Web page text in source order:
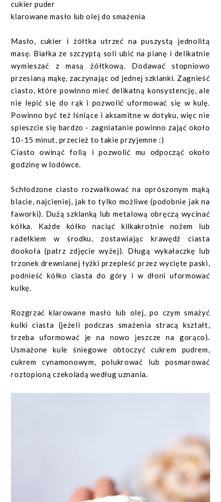
cukier puder
klarowane masło lub olej do smażenia
Masło, cukier i żółtka utrzeć na puszystą jednolitą
masę. Białka ze szczyptą soli ubić na pianę i delikatnie
wymieszać z masą żółtkową. Dodawać stopniowo
przesianą mąkę, zaczynając od jednej szklanki. Zagnieść
ciasto, które powinno mieć delikatną konsystencję, ale
nie lepić się do rąk i pozwolić uformować się w kulę.
Powinno być też lśniące i aksamitne w dotyku, więc nie
spieszcie się bardzo - zagniatanie powinno zająć około
10-15 minut, przecież to takie przyjemne :)
Ciasto owinąć folią i pozwolić mu odpocząć około
godzinę w lodówce.
Schłodzone ciasto rozwałkować na oprószonym mąką
blacie, najcieniej, jak to tylko możliwe (podobnie jak na
faworki). Dużą szklanką lub metalową obręczą wycinać
kółka. Każde kółko naciąć kilkakrotnie nożem lub
radełkiem w środku, zostawiając krawędź ciasta
dookoła (patrz zdjęcie wyżej). Długą wykałaczkę lub
trzonek drewnianej łyżki przepleść przez wycięte paski,
podnieść kółko ciasta do góry i w dłoni uformować
kulkę.
Rozgrzać klarowane masło lub olej, po czym smażyć
kulki ciasta (jeżeli podczas smażenia stracą kształt,
trzeba uformować je na nowo jeszcze na gorąco).
Usmażone kule śniegowe obtoczyć cukrem pudrem,
cukrem cynamonowym, polukrować lub posmarować
roztopioną czekoladą według uznania.